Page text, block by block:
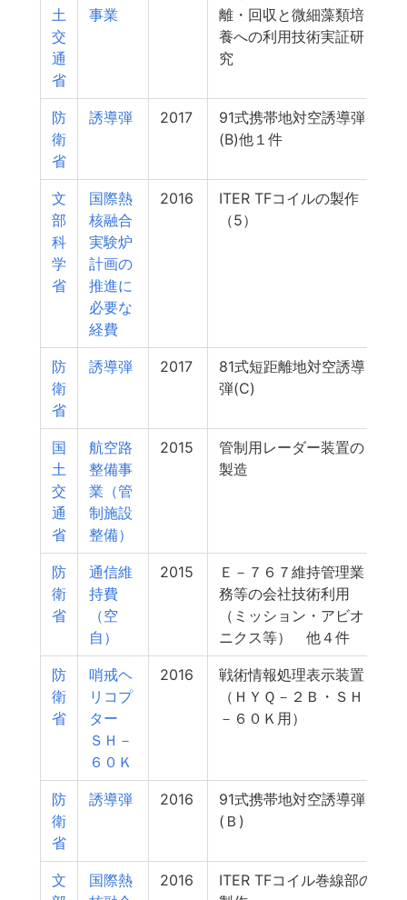
土
交
通
省
事業
離・回収と微細藻類培
養への利用技術実証研
究
防
衛
省
誘導弾 2017
91式携帯地対空誘導弾
(B)他１件
文
部
科
学
省
国際熱
核融合
実験炉
計画の
推進に
必要な
経費
2016
ITER TFコイルの製作
（5）
防
衛
省
誘導弾 2017
81式短距離地対空誘導
弾(C)
国
土
交
通
省
航空路
整備事
業（管
制施設
整備）
2015
管制用レーダー装置の
製造
防
衛
省
通信維
持費
（空
自）
2015
Ｅ－７６７維持管理業
務等の会社技術利用
（ミッション・アビオ
ニクス等） 他４件
防
衛
省
哨戒ヘ
リコプ
ター
ＳＨ－
６０Ｋ
2016
戦術情報処理表示装置
（ＨＹＱ－２Ｂ・ＳＨ
－６０Ｋ用）
防
衛
省
誘導弾 2016
91式携帯地対空誘導弾
(Ｂ)
文
国際熱
2016
ITER TFコイル巻線部の